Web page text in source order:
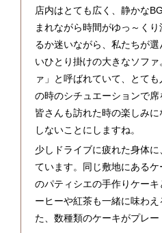
店内はとても広く、静かな
まれながら時間がゆっ～く
るか迷いながら、私たちが
いひとり掛けの大きなソフ
ァ」と呼ばれていて、とて
の時のシチュエーションで席
皆さんも訪れた時の楽しみ
しないことにしますね。
少しドライブに疲れた身体
ています。同じ敷地にあるケ
のパティシエの手作りケー
ーヒーや紅茶も一緒に味わ
た、数種類のケーキがプレー